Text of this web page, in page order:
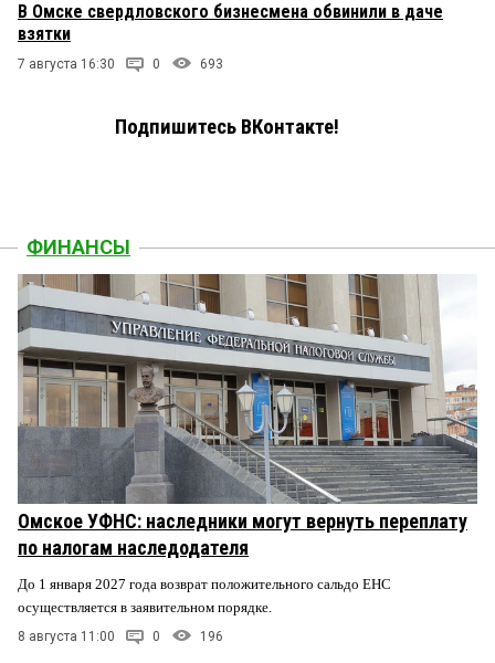
В Омске свердловского бизнесмена обвинили в даче
взятки
7 августа 16:30 0 693
Подпишитесь ВКонтакте!
ФИНАНСЫ
Омское УФНС: наследники могут вернуть переплату
по налогам наследодателя
До 1 января 2027 года возврат положительного сальдо ЕНС
осуществляется в заявительном порядке.
8 августа 11:00 0 196